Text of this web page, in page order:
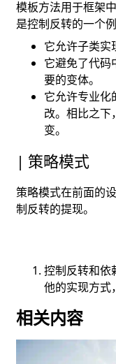
模板方法用于框架
是控制反转的一个例
它允许子类实
它避免了代码
要的变体。
它允许专业化
改。相比之下
变。
策略模式
策略模式在前面的
制反转的提现。
控制反转和依
他的实现方式
相关内容